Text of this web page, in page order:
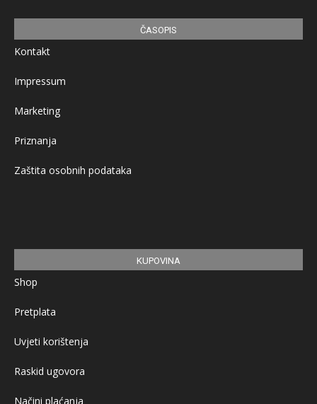
ČASOPIS
Kontakt
Impressum
Marketing
Priznanja
Zaštita osobnih podataka
KUPOVINA
Shop
Pretplata
Uvjeti korištenja
Raskid ugovora
Načini plaćanja